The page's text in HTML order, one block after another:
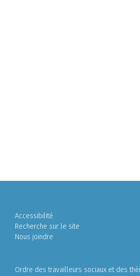
Accessibilité
Recherche sur le site
Nous joindre
Ordre des travailleurs sociaux et des